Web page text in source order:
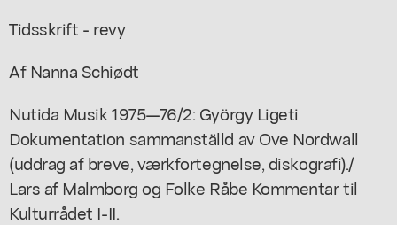
Tidsskrift - revy
Af Nanna Schiødt
Nutida Musik 1975—76/2: György Ligeti
Dokumentation sammanställd av Ove Nordwall
(uddrag af breve, værkfortegnelse, diskografi)./
Lars af Malmborg og Folke Råbe Kommentar til
Kulturrådet I-II.